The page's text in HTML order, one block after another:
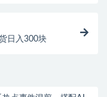
日入300块